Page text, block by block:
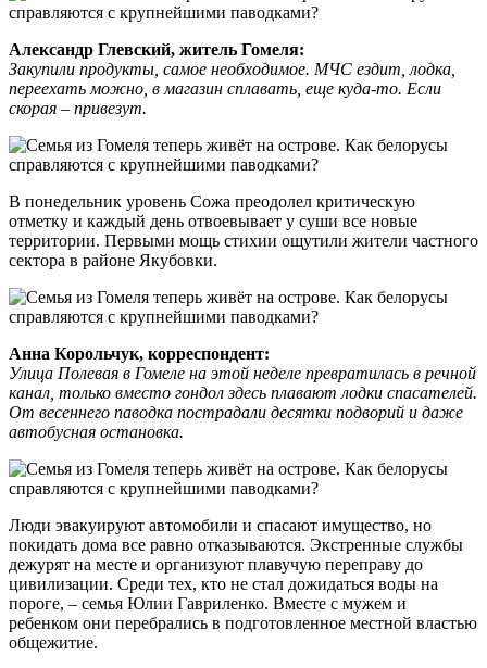
Александр Глевский, житель Гомеля:
Закупили продукты, самое необходимое. МЧС ездит, лодка,
переехать можно, в магазин сплавать, еще куда-то. Если
скорая – привезут.
В понедельник уровень Сожа преодолел критическую
отметку и каждый день отвоевывает у суши все новые
территории. Первыми мощь стихии ощутили жители частного
сектора в районе Якубовки.
Анна Корольчук, корреспондент:
Улица Полевая в Гомеле на этой неделе превратилась в речной
канал, только вместо гондол здесь плавают лодки спасателей.
От весеннего паводка пострадали десятки подворий и даже
автобусная остановка.
Люди эвакуируют автомобили и спасают имущество, но
покидать дома все равно отказываются. Экстренные службы
дежурят на месте и организуют плавучую переправу до
цивилизации. Среди тех, кто не стал дожидаться воды на
пороге, – семья Юлии Гавриленко. Вместе с мужем и
ребенком они перебрались в подготовленное местной властью
общежитие.